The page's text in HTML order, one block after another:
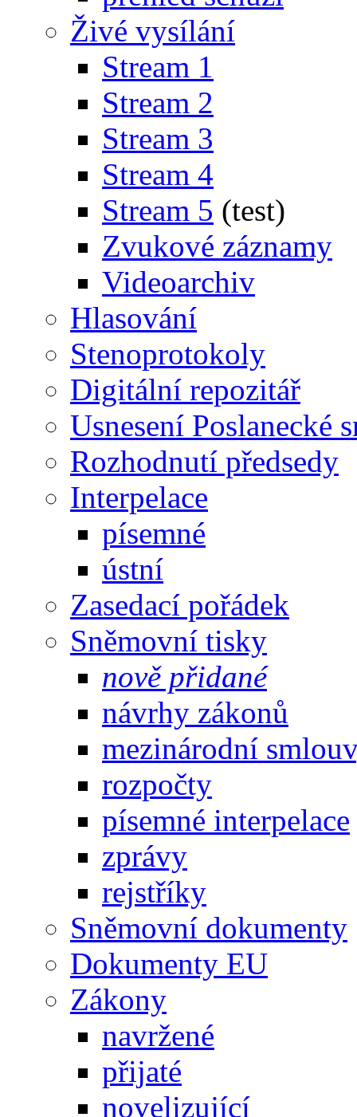
Živé vysílání
Stream 1
Stream 2
Stream 3
Stream 4
Stream 5 (test)
Zvukové záznamy
Videoarchiv
Hlasování
Stenoprotokoly
Digitální repozitář
Usnesení Poslanecké
Rozhodnutí předsedy
Interpelace
písemné
ústní
Zasedací pořádek
Sněmovní tisky
nově přidané
návrhy zákonů
mezinárodní
rozpočty
písemné interpelace
zprávy
rejstříky
Sněmovní dokumenty
Dokumenty EU
Zákony
navržené
přijaté
novelizující